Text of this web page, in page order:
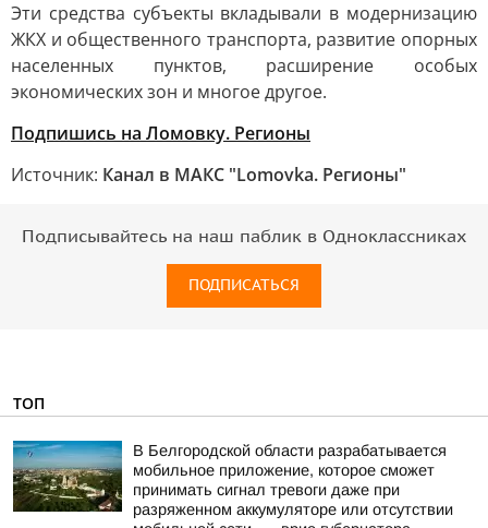
Эти средства субъекты вкладывали в модернизацию
ЖКХ и общественного транспорта, развитие опорных
населенных пунктов, расширение особых
экономических зон и многое другое.
Подпишись на Ломовку. Регионы
Источник: Канал в МАКС "Lomovka. Регионы"
Подписывайтесь на наш паблик в Одноклассниках
ПОДПИСАТЬСЯ
ТОП
В Белгородской области разрабатывается
мобильное приложение, которое сможет
принимать сигнал тревоги даже при
разряженном аккумуляторе или отсутствии